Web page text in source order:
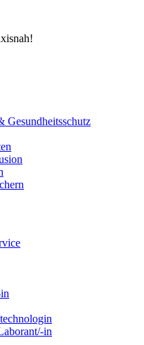
Gesundheitsschutz
in